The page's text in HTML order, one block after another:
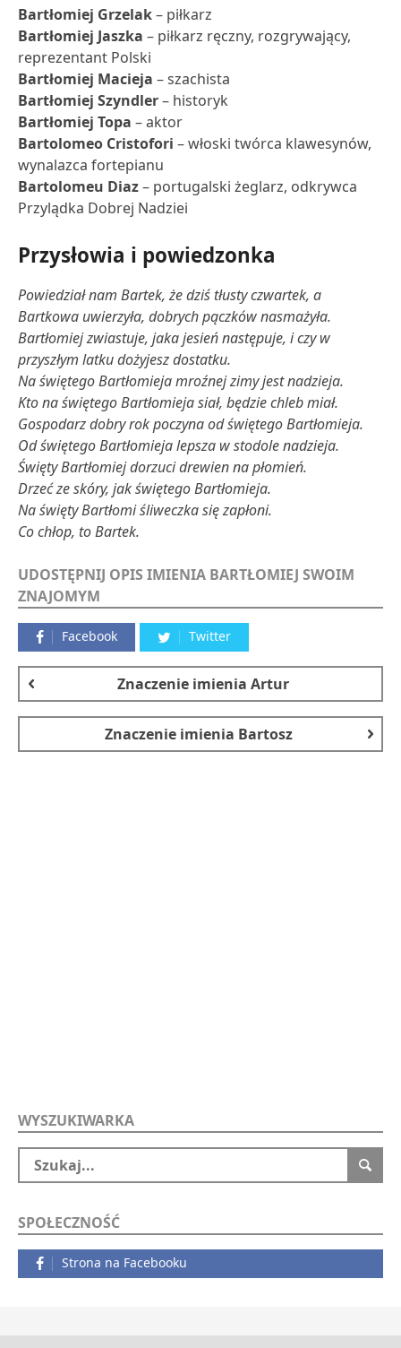
Bartłomiej Grzelak– piłkarz
Bartłomiej Jaszka – piłkarz ręczny, rozgrywający,
reprezentant Polski
Bartłomiej Macieja – szachista
Bartłomiej Szyndler– historyk
Bartłomiej Topa – aktor
Bartolomeo Cristofori – włoski twórca klawesynów,
wynalazca fortepianu
Bartolomeu Diaz– portugalski żeglarz, odkrywca
Przylądka Dobrej Nadziei
Przysłowia i powiedzonka
Powiedział nam Bartek, że dziś tłusty czwartek, a
Bartkowa uwierzyła, dobrych pączków nasmażyła.
Bartłomiej zwiastuje, jaka jesień następuje, i czy w
przyszłym latku dożyjesz dostatku.
Na świętego Bartłomieja mroźnej zimy jest nadzieja.
Kto na świętego Bartłomieja siał, będzie chleb miał.
Gospodarz dobry rok poczyna od świętego Bartłomieja.
Od świętego Bartłomieja lepsza w stodole nadzieja.
Święty Bartłomiej dorzuci drewien na płomień.
Drzeć ze skóry, jak świętego Bartłomieja.
Na święty Bartłomi śliweczka się zapłoni.
Co chłop, to Bartek.
UDOSTĘPNIJ OPIS IMIENIA BARTŁOMIEJ SWOIM
ZNAJOMYM
Facebook Twitter
Znaczenie imienia Artur
Znaczenie imienia Bartosz
WYSZUKIWARKA
SPOŁECZNOŚĆ
Strona na Facebooku